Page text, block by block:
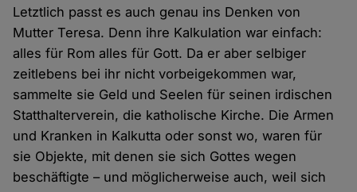
Letztlich passt es auch genau ins Denken von
Mutter Teresa. Denn ihre Kalkulation war einfach:
alles für Rom alles für Gott. Da er aber selbiger
zeitlebens bei ihr nicht vorbeigekommen war,
sammelte sie Geld und Seelen für seinen irdischen
Statthalterverein, die katholische Kirche. Die Armen
und Kranken in Kalkutta oder sonst wo, waren für
sie Objekte, mit denen sie sich Gottes wegen
beschäftigte – und möglicherweise auch, weil sich